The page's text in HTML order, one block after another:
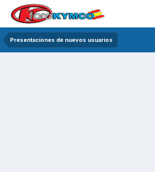
Presentaciones de nuevos usuarios